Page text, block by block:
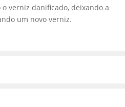
verniz danificado, deixando a
um novo verniz.